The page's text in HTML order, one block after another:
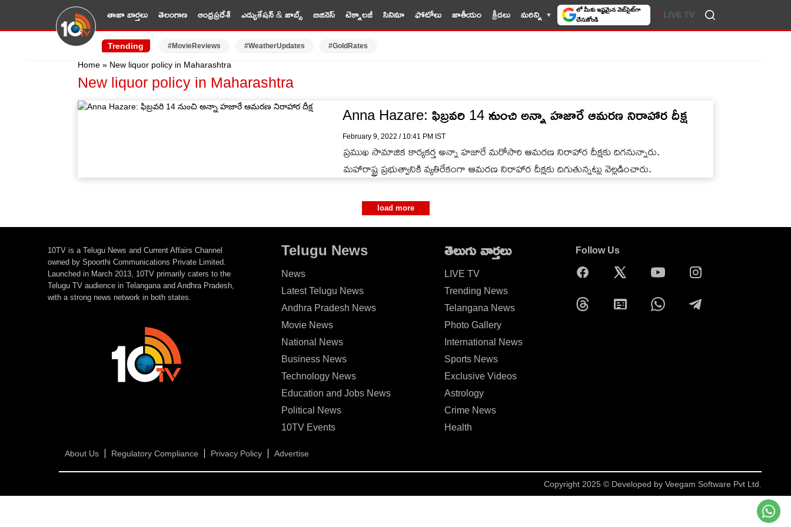
తాజా వార్తలు తెలంగాణ ఆంధ్రప్రదేశ్ ఎడ్యుకేషన్ & జాబ్స్ బిజినెస్ టెక్నాలజీ సినిమా ఫోటోలు జాతీయం క్రీడలు మరిన్ని
లో మీకు ఇష్టమైన వెబ్‌సైట్‌గా
చేసుకోండి
LIVE TV
Trending #MovieReviews #WeatherUpdates #GoldRates
Home » New liquor policy in Maharashtra
New liquor policy in Maharashtra
Anna Hazare: ఫిబ్రవరి 14 నుంచి అన్నా హజారే ఆమరణ నిరాహార దీక్ష
February 9, 2022 / 10:41 PM IST
ప్రముఖ సామాజిక కార్యకర్త అన్నా హజారే మరోసారి ఆమరణ నిరాహార దీక్షకు దిగనున్నారు.
మహారాష్ట్ర ప్రభుత్వానికి వ్యతిరేకంగా ఆమరణ నిరాహార దీక్షకు దిగుతున్నట్లు వెల్లడించారు.
load more
10TV is a Telugu News and Current Affairs Channel
owned by Spoorthi Communications Private Limited.
Launched in March 2013, 10TV primarily caters to the
Telugu TV audience in Telangana and Andhra Pradesh,
with a strong news network in both states.
Telugu News
News
Latest Telugu News
Andhra Pradesh News
Movie News
National News
Business News
Technology News
Education and Jobs News
Political News
10TV Events
తెలుగు వార్తలు
LIVE TV
Trending News
Telangana News
Photo Gallery
International News
Sports News
Exclusive Videos
Astrology
Crime News
Health
Follow Us
About Us Regulatory Compliance Privacy Policy Advertise
Copyright 2025 © Developed by Veegam Software Pvt Ltd.